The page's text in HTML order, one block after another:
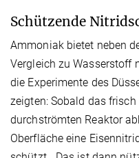
Schützende
Ammoniak bietet neben
Vergleich zu Wasserstoff
die Experimente des
zeigten: Sobald das
durchströmten Reaktor
Oberfläche eine